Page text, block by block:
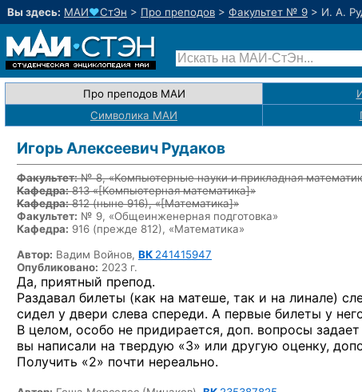
Вы здесь: МАИ♥СтЭн > Про преподов > Факультет № 9 > И. А.
Про преподов МАИ
Символика МАИ
Игорь Алексеевич Рудаков
Факультет:№ 8, «Компьютерные науки и прикладная
Кафедра:813 «[Компьютерная математика]»
Кафедра:812(ныне 916), «[Математика]»
Факультет: № 9, «Общеинженерная подготовка»
Кафедра: 916 (прежде 812), «Математика»
Автор: Вадим Войнов, ВК 241415947
Опубликовано: 2023 г.
Да, приятный препод.
Раздавал билеты (как на матеше, так и на линале)
сидел у двери слева спереди. А первые билеты у
В целом, особо не придирается, доп. вопросы
вы написали на твердую «3» или другую оценку,
Получить «2» почти нереально.